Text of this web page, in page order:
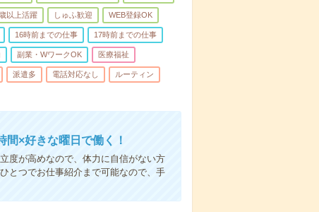
以上活躍 しゅふ歓迎 WEB登録OK
16時前までの仕事 17時前までの仕事
副業・WワークOK 医療福祉
派遣多 電話対応なし ルーティン
×好きな曜日で働く！
度が高めなので、体力に自信がない方
とつでお仕事紹介まで可能なので、手